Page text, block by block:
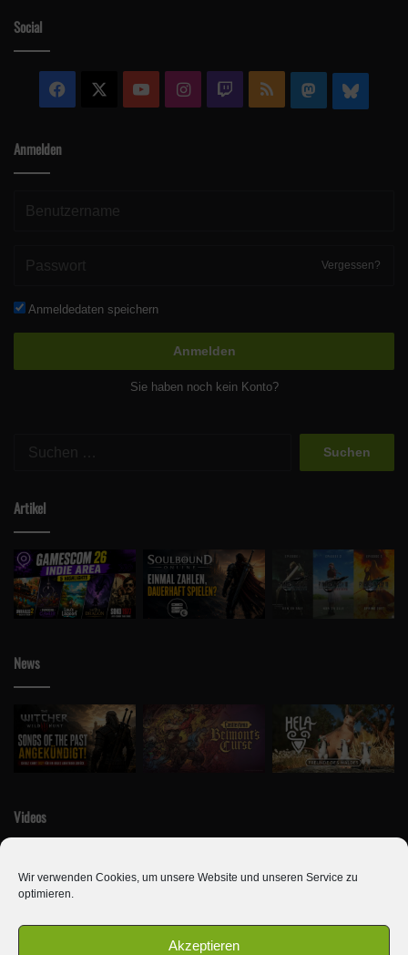
Wir verwenden Cookies, um unsere Website und unseren Service zu
optimieren.
Akzeptieren
Social
Facebook YouTubeInstagram
Twitch RSS Mastodon
Anmelden
Vergessen?
Anmeldedaten speichern
Anmelden
Sie haben noch kein Konto?
Artikel
News
Videos